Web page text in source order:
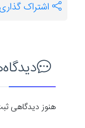
اشتراک گذاری
هنوز دیدگاهی